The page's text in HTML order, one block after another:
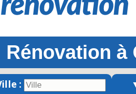
Rénovation à
: